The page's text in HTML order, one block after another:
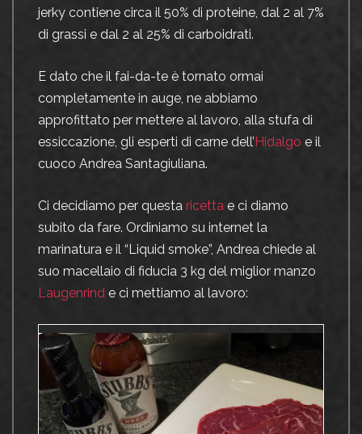
jerky contiene circa il 50% di proteine, dal 2 al 7%
di grassi e dal 2 al 25% di carboidrati.
E dato che il fai-da-te è tornato ormai
completamente in auge, ne abbiamo
approfittato per mettere al lavoro, alla stufa di
essiccazione, gli esperti di carne dell’Hidalgo e il
cuoco Andrea Santagiuliana.
Ci decidiamo per questa ricetta e ci diamo
subito da fare. Ordiniamo su internet la
marinatura e il “Liquid smoke”, Andrea chiede al
suo macellaio di fiducia 3 kg del miglior manzo
Laugenrind e ci mettiamo al lavoro: